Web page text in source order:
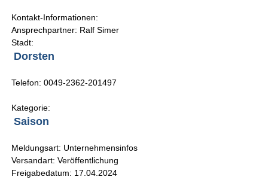
Kontakt-Informationen:
Ansprechpartner: Ralf Simer
Stadt:
Dorsten
Telefon: 0049-2362-201497
Kategorie:
Saison
Meldungsart: Unternehmensinfos
Versandart: Veröffentlichung
Freigabedatum: 17.04.2024